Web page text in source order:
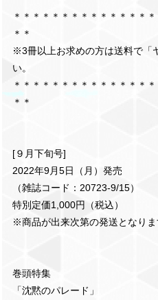
＊＊＊＊＊＊＊＊＊＊＊＊＊＊
＊＊
※3冊以上お求めの方は送料で「
い。
＊＊＊＊＊＊＊＊＊＊＊＊＊＊
＊＊
[９月下旬号]
2022年9月5日（月）発売
（雑誌コード：20723-9/15）
特別定価1,000円（税込）
※商品が出来次第の発送となりま
巻頭特集
「沈黙のパレード」